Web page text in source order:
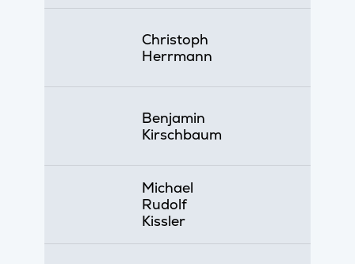
Christoph
Herrmann
Benjamin
Kirschbaum
Michael
Rudolf
Kissler